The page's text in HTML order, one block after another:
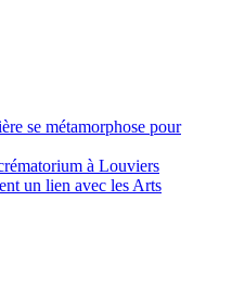
se métamorphose pour
à Louviers
un lien avec les Arts